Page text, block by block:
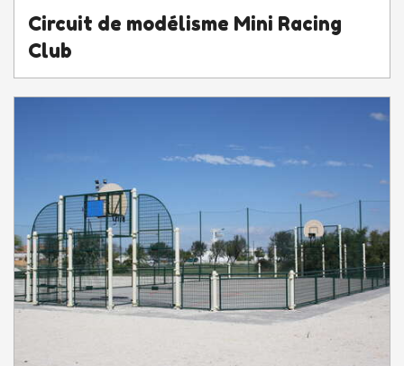
Circuit de modélisme Mini Racing
Club